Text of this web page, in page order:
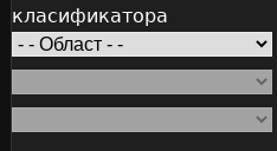
класификатора